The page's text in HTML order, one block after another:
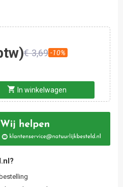
€ 3,69 -10%
shopping_cart In winkelwagen